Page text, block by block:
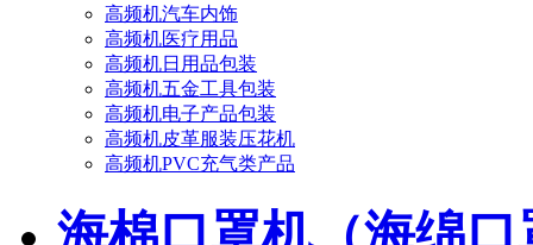
高频机汽车内饰
高频机医疗用品
高频机日用品包装
高频机五金工具包装
高频机电子产品包装
高频机皮革服装压花机
高频机PVC充气类产品